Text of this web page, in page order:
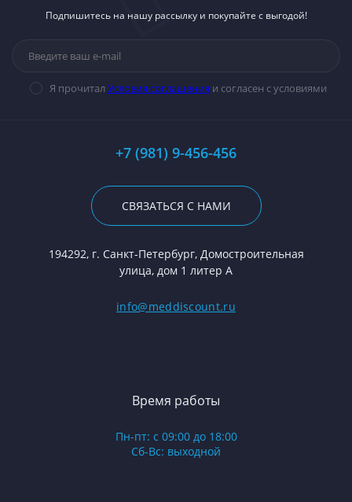
Подпишитесь на нашу рассылку и покупайте с выгодой!
Я прочитал Условия соглашения и согласен с условиями
+7 (981) 9-456-456
СВЯЗАТЬСЯ С НАМИ
194292, г. Санкт-Петербург, Домостроительная
улица, дом 1 литер А
info@meddiscount.ru
Время работы
Пн-пт: с 09:00 до 18:00
Сб-Вс: выходной